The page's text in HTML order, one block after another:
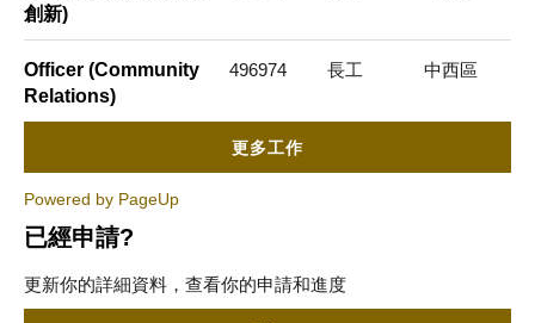
創新)
Officer (Community
Relations)
496974 長工 中西區
更多工作
Powered by PageUp
已經申請?
更新你的詳細資料，查看你的申請和進度